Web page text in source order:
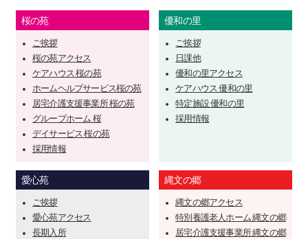
桜の苑
ご挨拶
桜の苑アクセス
ケアハウス 桜の苑
ホームヘルプサービス桜の苑
居宅介護支援事業所 桜の苑
グループホーム 桜
デイサービス 桜の苑
採用情報
優和の里
ご挨拶
日課他
優和の里アクセス
ケアハウス 優和の里
特定施設 優和の里
採用情報
愛心苑
ご挨拶
愛心苑アクセス
長期入所
縄文の郷
縄文の郷アクセス
特別養護老人ホーム 縄文の郷
居宅介護支援事業所 縄文の郷